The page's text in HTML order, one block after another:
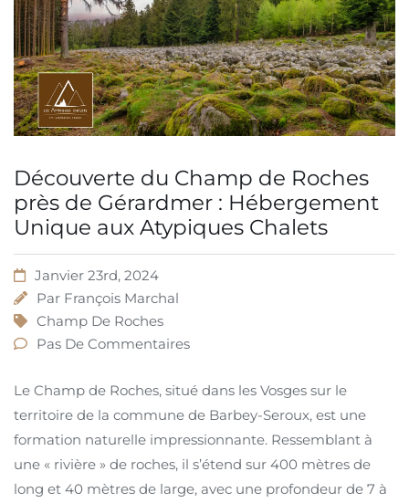
Découverte du Champ de Roches
près de Gérardmer : Hébergement
Unique aux Atypiques Chalets
Janvier 23rd, 2024
Par François Marchal
Champ De Roches
Pas De Commentaires
Le Champ de Roches, situé dans les Vosges sur le
territoire de la commune de Barbey-Seroux, est une
formation naturelle impressionnante. Ressemblant à
une « rivière » de roches, il s’étend sur 400 mètres de
long et 40 mètres de large, avec une profondeur de 7 à